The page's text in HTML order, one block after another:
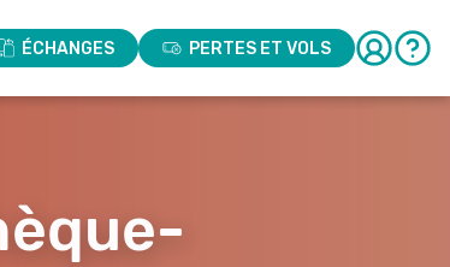
ÉCHANGES PERTES ET VOLS